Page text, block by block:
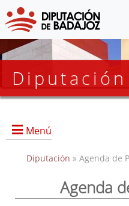
Diputación
Menú
Presidencia
Diputación » Agenda de
Agenda